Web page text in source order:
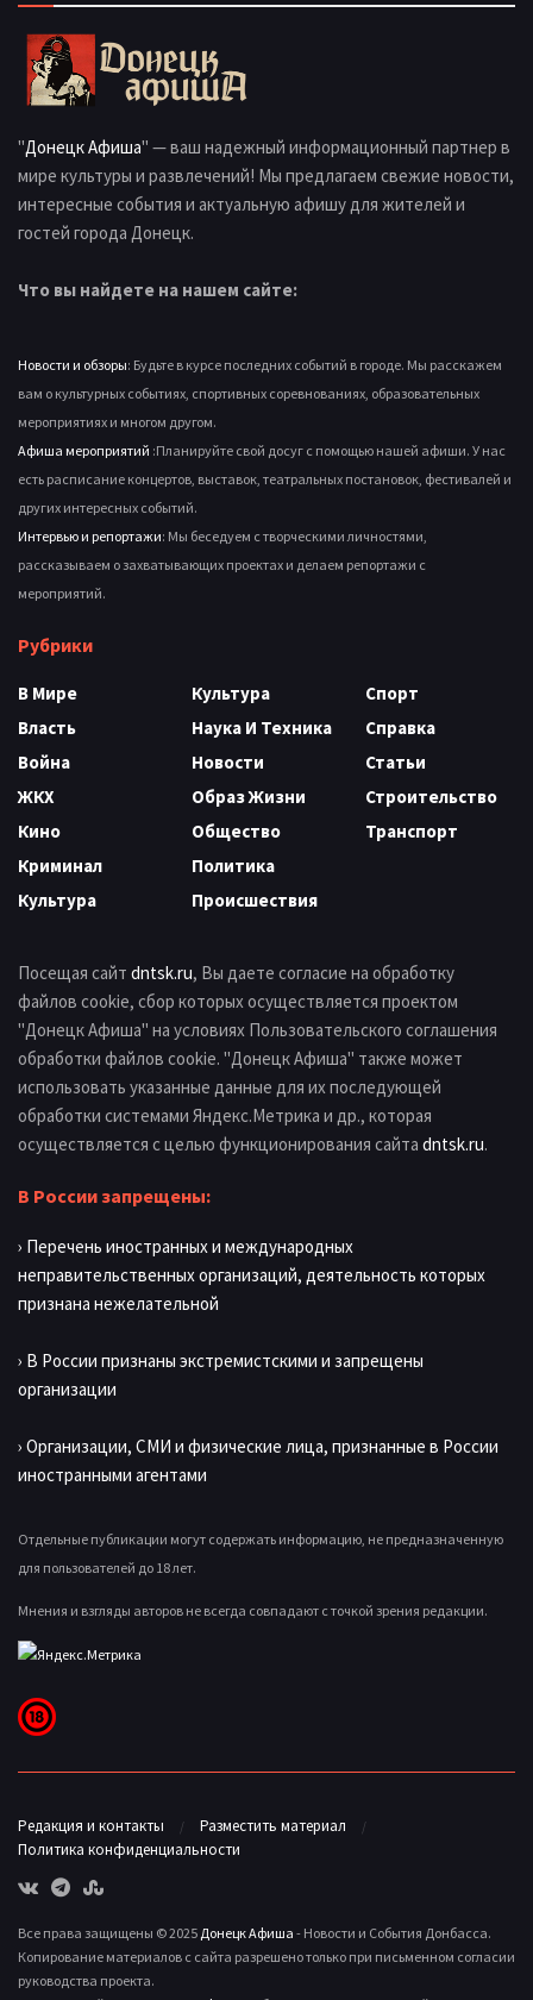
"Донецк Афиша" — ваш надежный информационный партнер в
мире культуры и развлечений! Мы предлагаем свежие новости,
интересные события и актуальную афишу для жителей и
гостей города Донецк.
Что вы найдете на нашем сайте:
Новости и обзоры: Будьте в курсе последних событий в городе. Мы расскажем
вам о культурных событиях, спортивных соревнованиях, образовательных
мероприятиях и многом другом.
Афиша мероприятий :Планируйте свой досуг с помощью нашей афиши. У нас
есть расписание концертов, выставок, театральных постановок, фестивалей и
других интересных событий.
Интервью и репортажи: Мы беседуем с творческими личностями,
рассказываем о захватывающих проектах и делаем репортажи с
мероприятий.
Рубрики
В Мире
Власть
Война
ЖКХ
Кино
Криминал
Культура
Культура
Наука И Техника
Новости
Образ Жизни
Общество
Политика
Происшествия
Спорт
Справка
Статьи
Строительство
Транспорт
Посещая сайт dntsk.ru, Вы даете согласие на обработку
файлов cookie, сбор которых осуществляется проектом
"Донецк Афиша" на условиях Пользовательского соглашения
обработки файлов cookie. "Донецк Афиша" также может
использовать указанные данные для их последующей
обработки системами Яндекс.Метрика и др., которая
осуществляется с целью функционирования сайта dntsk.ru.
В России запрещены:
› Перечень иностранных и международных
неправительственных организаций, деятельность которых
признана нежелательной
› В России признаны экстремистскими и запрещены
организации
› Организации, СМИ и физические лица, признанные в России
иностранными агентами
Отдельные публикации могут содержать информацию, не предназначенную
для пользователей до 18 лет.
Мнения и взгляды авторов не всегда совпадают с точкой зрения редакции.
Редакция и контакты
Разместить материал
Политика конфиденциальности
Все права защищены © 2025 Донецк Афиша - Новости и События Донбасса.
Копирование материалов с сайта разрешено только при письменном согласии
руководства проекта.